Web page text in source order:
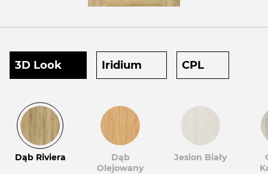
3D Look Iridium CPL
Dąb Riviera
Dąb
Olejowany
Jesion Biały